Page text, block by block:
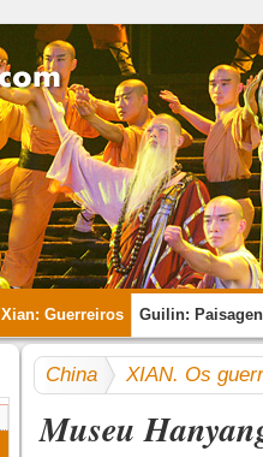
Xian: Guerreiros Guilin:
China XIAN. Os
Museu